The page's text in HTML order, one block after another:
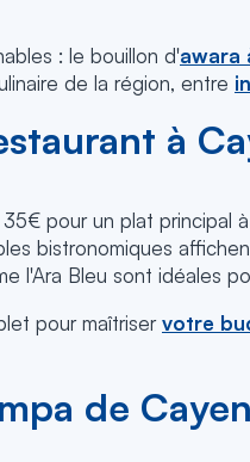
: le bouillon d'awara
de la région, entre
à
pour un plat principal
bistronomiques
l'Ara Bleu sont idéales
pour maîtriservotre
de